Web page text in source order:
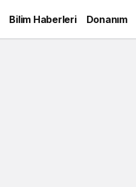
Bilim Haberleri Donanım